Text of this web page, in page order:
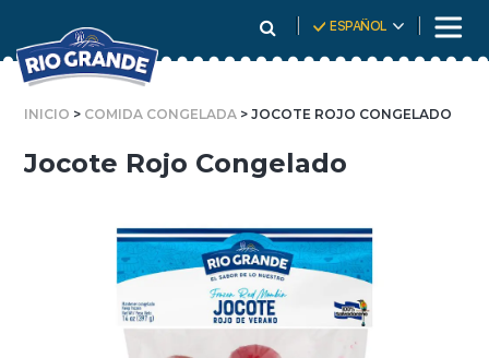
To
Content
ESPAÑOL
INICIO > COMIDA CONGELADA > JOCOTE ROJO CONGELADO
Jocote Rojo Congelado